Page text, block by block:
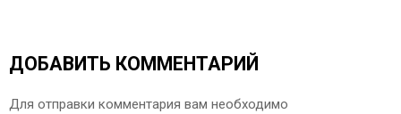
ДОБАВИТЬ КОММЕНТАРИЙ
Для отправки комментария вам необходимо